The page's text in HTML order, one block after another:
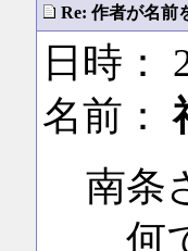
Re: 作者が名
日時：
名前：
南条
何